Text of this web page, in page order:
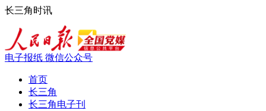
长三角时讯
电子报纸 微信公众号
首页
长三角
长三角电子刊